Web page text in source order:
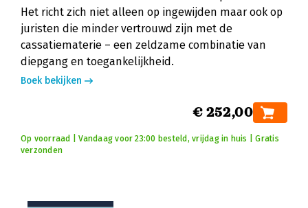
Het richt zich niet alleen op ingewijden maar ook op
juristen die minder vertrouwd zijn met de
cassatiematerie – een zeldzame combinatie van
diepgang en toegankelijkheid.
Boek bekijken
€ 252,00
Op voorraad | Vandaag voor 23:00 besteld, vrijdag in huis | Gratis
verzonden